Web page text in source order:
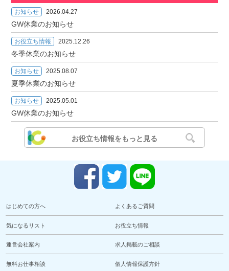
お知らせ 2026.04.27
GW休業のお知らせ
お役立ち情報 2025.12.26
冬季休業のお知らせ
お知らせ 2025.08.07
夏季休業のお知らせ
お知らせ 2025.05.01
GW休業のお知らせ
お役立ち情報をもっと見る
はじめての方へ よくあるご質問
気になるリスト お役立ち情報
運営会社案内 求人掲載のご相談
無料お仕事相談 個人情報保護方針